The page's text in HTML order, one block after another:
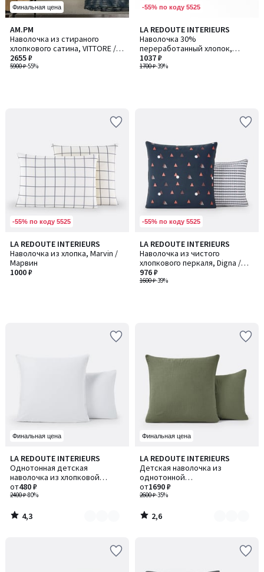
Финальная цена
AM.PM
Наволочка из стираного
хлопкового сатина, VITTORE /
ВИТТОР
5900 ₽-55%
2655 ₽
-55% по коду 5525
LA REDOUTE INTERIEURS
Наволочка 30%
переработанный хлопок,
Karmélie / Кармели
1700 ₽-39%
1037 ₽
-55% по коду 5525
LA REDOUTE INTERIEURS
Наволочка из хлопка, Marvin /
Марвин
1000 ₽
-55% по коду 5525
LA REDOUTE INTERIEURS
Наволочка из чистого
хлопкового перкаля, Digna /
Дигна
1600 ₽-39%
976 ₽
Финальная цена
LA REDOUTE INTERIEURS
Однотонная детская
наволочка из хлопковой
перкали
2400 ₽-80%
от480 ₽
4,3
/ 5
Количество
цветов:
2
4,3
/
Финальная цена
LA REDOUTE INTERIEURS
Детская наволочка из
однотонной
хлопчатобумажной газовой
ткани, Kumla / Кумла
2600 ₽-35%
от1690 ₽
2,6
/ 5
Количество
цветов:
6
2,6
/